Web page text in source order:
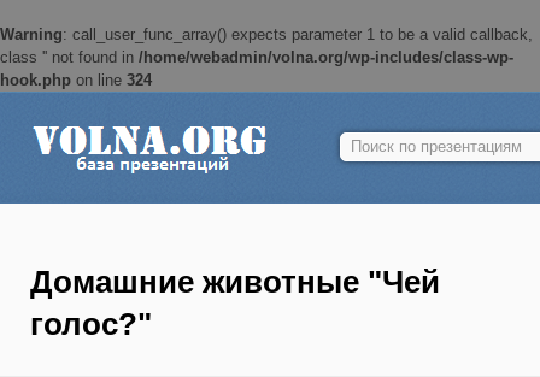
Warning: call_user_func_array() expects parameter 1 to be a valid callback,
class '' not found in /home/webadmin/volna.org/wp-includes/class-wp-
hook.php on line 324
Найти:
Домашние животные "Чей
голос?"